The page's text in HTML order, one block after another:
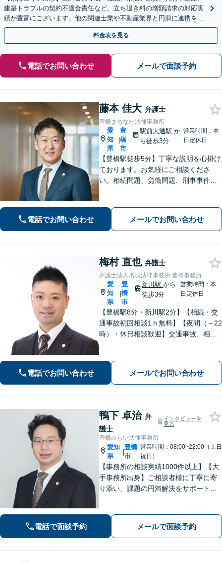
建築トラブルの契約不適合責任など。立ち退き料の増額請求の対応実
績が豊富にございます。他の関連士業や不動産業界と円滑に連携を行
い、正確に手続きを進めてまいります。【初回面談無料】
料金表を見る
電話でお問い合わせ メールで面談予約
藤本 佳大 弁護士
豊橋まちなか法律事務所
愛
知
県
|
豊
橋
市
駅前大通駅 か
ら徒歩3分
営業時間：本
日定休日
【豊橋駅徒歩5分】丁寧な説明を心掛け
ております。お気軽にご相談くださ
い。相続問題、労働問題、刑事事件そ
電話でお問い合わせ メールでお問い合わせ
梅村 直也 弁護士
弁護士法人名城法律事務所 豊橋事務所
愛
知
県
|
豊
橋
市
新川駅から
徒歩3分
営業時間：本
日定休日
【豊橋駅8分・新川駅2分】【相続・交
通事故初回相談1ｈ無料】【夜間（～22
時）・休日相談歓迎】交通事故、相
誠心誠意取り組みます。少しでもお悩
みがあれば、お気軽にご相談くださ
電話でお問い合わせ メールでお問い合わせ
鴨下 卓治 弁
護士
インタビューを
見る
豊橋みらい法律事務所
愛知
県
|
豊橋
市
営業時間：08:00~22:00（土日
祝日）
【事務所の相談実績1000件以上】【大
手事務所出身】ご相談者様に丁寧に寄
り添い、課題の円満解決をサポート！
により損害賠償金額大幅アップへ【土
日祝も対応】
電話で面談予約 メールで面談予約